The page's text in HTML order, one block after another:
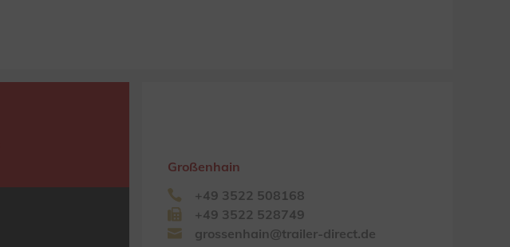
Großenhain
+49 3522 508168
+49 3522 528749
grossenhain@trailer-direct.de